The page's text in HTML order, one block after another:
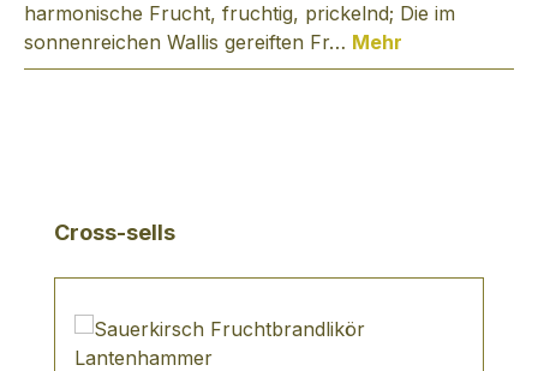
harmonische Frucht, fruchtig, prickelnd; Die im
sonnenreichen Wallis gereiften Fr… Mehr
Produktgalerie überspringen
Cross-sells